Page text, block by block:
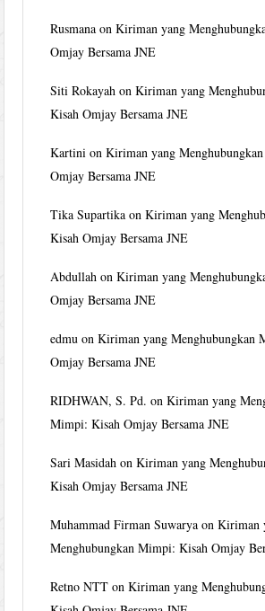
Rusmana onKiriman yang
Omjay Bersama JNE
Siti Rokayah onKiriman yang
Kisah Omjay Bersama JNE
Kartini onKiriman yang
Omjay Bersama JNE
Tika Supartika onKiriman yang
Kisah Omjay Bersama JNE
Abdullah onKiriman yang
Omjay Bersama JNE
edmu onKiriman yang Menghubungkan
Omjay Bersama JNE
RIDHWAN, S. Pd. onKiriman yang
Mimpi: Kisah Omjay Bersama JNE
Sari Masidah onKiriman yang
Kisah Omjay Bersama JNE
Muhammad Firman Suwarya onKiriman
Menghubungkan Mimpi: Kisah Omjay
Retno NTT onKiriman yang